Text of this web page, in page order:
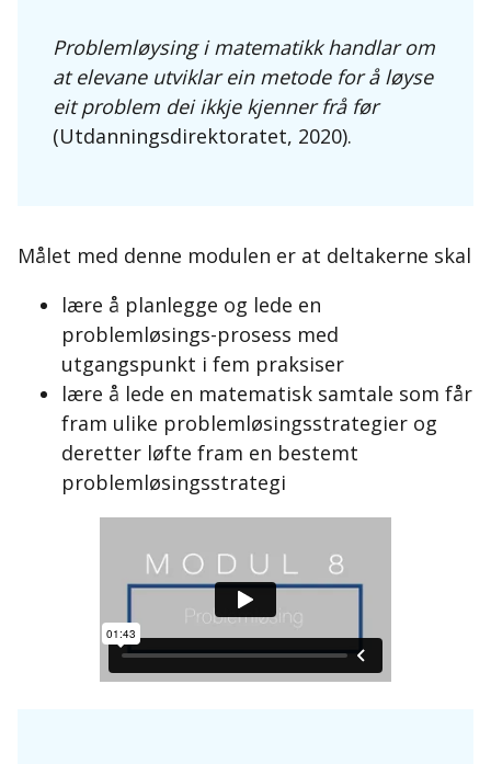
Problemløysing i matematikk handlar om
at elevane utviklar ein metode for å løyse
eit problem dei ikkje kjenner frå før
(Utdanningsdirektoratet, 2020).
Målet med denne modulen er at deltakerne skal
lære å planlegge og lede en
problemløsings-prosess med
utgangspunkt i fem praksiser
lære å lede en matematisk samtale som får
fram ulike problemløsingsstrategier og
deretter løfte fram en bestemt
problemløsingsstrategi